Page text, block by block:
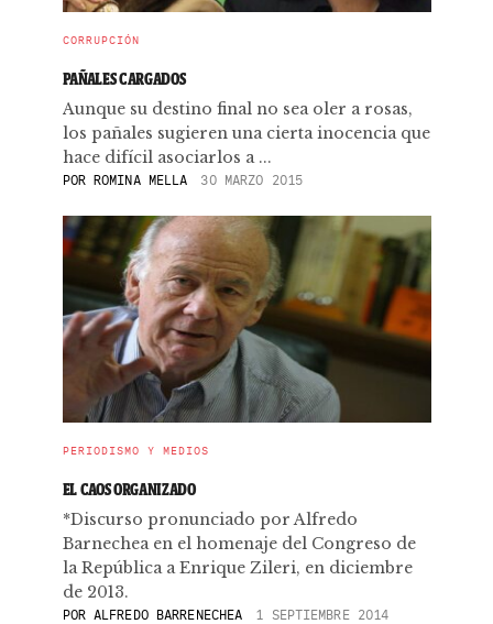
CORRUPCIÓN
PAÑALES CARGADOS
Aunque su destino final no sea oler a rosas,
los pañales sugieren una cierta inocencia que
hace difícil asociarlos a ...
POR ROMINA MELLA 30 MARZO 2015
PERIODISMO Y MEDIOS
EL CAOS ORGANIZADO
*Discurso pronunciado por Alfredo
Barnechea en el homenaje del Congreso de
la República a Enrique Zileri, en diciembre
de 2013.
PORALFREDO BARRENECHEA 1 SEPTIEMBRE 2014